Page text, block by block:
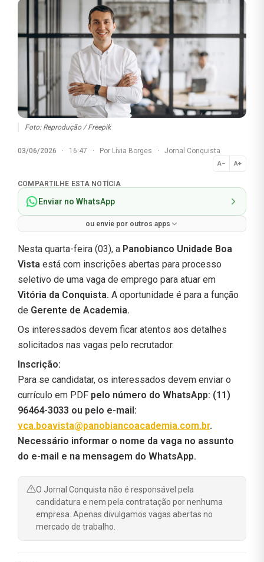
Foto: Reprodução / Freepik
03/06/2026 · 16:47 · Por Lívia Borges · Jornal Conquista
A− A+
Normal
COMPARTILHE ESTA NOTÍCIA
Enviar no WhatsApp
ou envie por outros apps
Nesta quarta-feira (03), a Panobianco Unidade Boa
Vista está com inscrições abertas para processo
seletivo de uma vaga de emprego para atuar em
Vitória da Conquista. A oportunidade é para a função
de Gerente de Academia.
Os interessados devem ficar atentos aos detalhes
solicitados nas vagas pelo recrutador.
Inscrição:
Para se candidatar, os interessados devem enviar o
currículo em PDF pelo número do WhatsApp: (11)
96464-3033 ou pelo e-mail:
vca.boavista@panobiancoacademia.com.br.
Necessário informar o nome da vaga no assunto
do e-mail e na mensagem do WhatsApp.
O Jornal Conquista não é responsável pela
candidatura e nem pela contratação por nenhuma
empresa. Apenas divulgamos vagas abertas no
mercado de trabalho.